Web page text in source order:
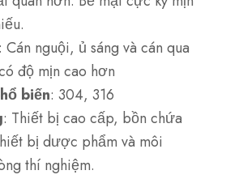
: Cán nguội, ủ sáng và cán qua
độ mịn cao hơn
biến: 304, 316
: Thiết bị cao cấp, bồn chứa
bị dược phẩm và môi
thí nghiệm.